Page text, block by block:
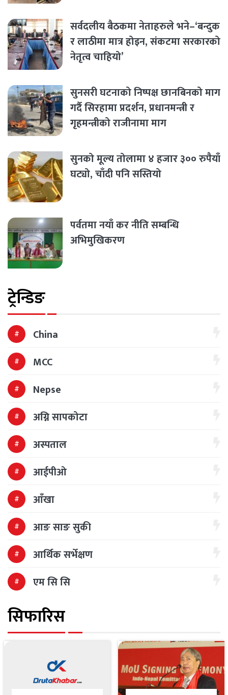
सर्वदलीय बैठकमा नेताहरुले भने–‘बन्दुक
र लाठीमा मात्र होइन, संकटमा सरकारको
नेतृत्व चाहियो’
सुनसरी घटनाको निष्पक्ष छानबिनको माग
गर्दै सिरहामा प्रदर्शन, प्रधानमन्त्री र
गृहमन्त्रीको राजीनामा माग
सुनको मूल्य तोलामा ४ हजार ३०० रुपैयाँ
घट्यो, चाँदी पनि सस्तियो
पर्वतमा नयाँ कर नीति सम्बन्धि
अभिमुखिकरण
ट्रेन्डिङ
China
MCC
Nepse
अग्नि सापकोटा
अस्पताल
आईपीओ
आँखा
आङ साङ सुकी
आर्थिक सर्भेक्षण
एम सि सि
सिफारिस